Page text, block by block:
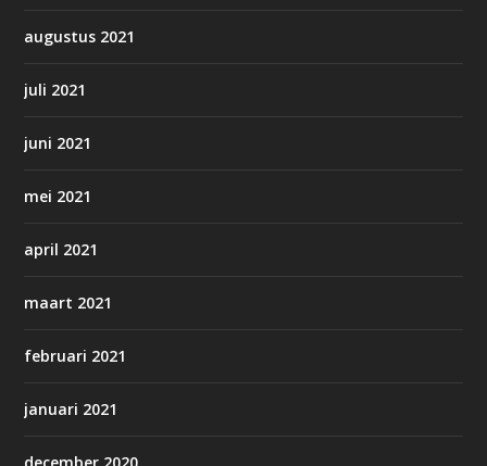
augustus 2021
juli 2021
juni 2021
mei 2021
april 2021
maart 2021
februari 2021
januari 2021